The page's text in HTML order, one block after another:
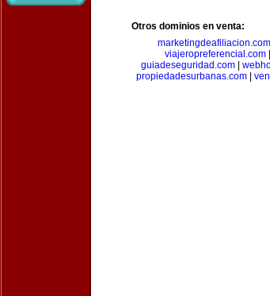
Otros dominios en venta:
marketingdeafiliacion.com
viajeropreferencial.com
guiadeseguridad.com|
propiedadesurbanas.com